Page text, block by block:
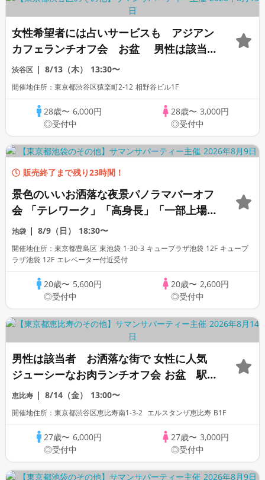
女性希望者には占いサービスも アジアン
カフェランチオフ会 お盆 男性は該当
者 「一部上場企業」「大手企業」「公務
員」「自衛官」「消防士」「警察官」
「OL」歓迎
渋谷区 8/13（木） 13:30〜
開催地住所：東京都渋谷区猿楽町2-12 相野谷ビル1F
28歳〜 6,000円
◎受付中
28歳〜 3,000円
◎受付中
販売終了まで残り23時間！
景色のいいお洒落な夜景パノラマバーオフ
会 「テレワーク」「高身長」「一部上場
企業大手企業」「公務員警察官自衛」「オ
タク」「ぽっちゃり」「1名参加歓迎」
「看護師OL」
池袋 8/9（日） 18:30〜
開催地住所：東京都豊島区 東池袋 1-30-3 キュープラザ池袋 12F キュープ
ラザ池袋 12F エレベーター付近受付
20歳〜 5,600円
◎受付中
20歳〜 2,600円
◎受付中
男性は該当者 お洒落な街で 女性に人気
ジューシーなお肉ランチオフ会 お盆 駅
近く「高身長」「一部上場企業大手企業」
「公務員警察官消防自衛」「オタク」「ぽ
恵比寿 8/14（金） 13:00〜
開催地住所：東京都渋谷区恵比寿南1-3-2 エルスタンザ恵比寿 B1F
27歳〜 6,000円
◎受付中
27歳〜 3,000円
◎受付中